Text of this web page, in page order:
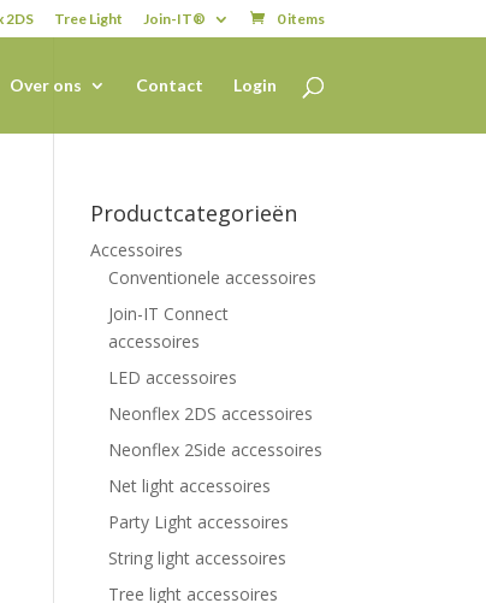
2DS Tree Light Join-IT® 0 items
Over ons Contact Login
Productcategorieën
Accessoires
Conventionele accessoires
Join-IT Connect
accessoires
LED accessoires
Neonflex 2DS accessoires
Neonflex 2Side accessoires
Net light accessoires
Party Light accessoires
String light accessoires
Tree light accessoires